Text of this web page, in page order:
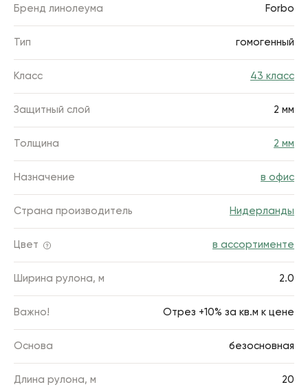
Бренд линолеума Forbo
Тип гомогенный
Класс 43 класс
Защитный слой 2 мм
Толщина 2 мм
Назначение в офис
Страна производитель Нидерланды
Цвет в ассортименте
Ширина рулона, м 2.0
Важно! Отрез +10% за кв.м к цене
Основа безосновная
Длина рулона, м 20